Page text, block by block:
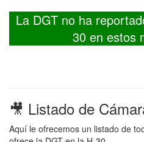
La DGT no ha
30 en estos
🎥 Listado de
Aquí le ofrecemos un listado de